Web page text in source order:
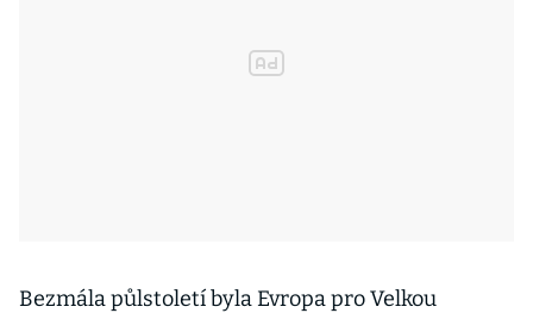
Bezmála půlstoletí byla Evropa pro Velkou